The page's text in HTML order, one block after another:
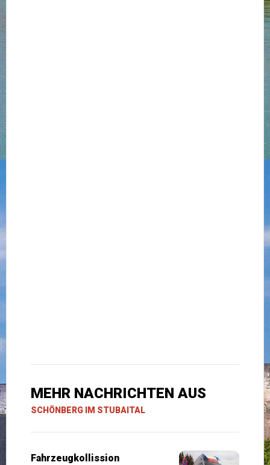
MEHR NACHRICHTEN AUS
SCHÖNBERG IM STUBAITAL
Fahrzeugkollission